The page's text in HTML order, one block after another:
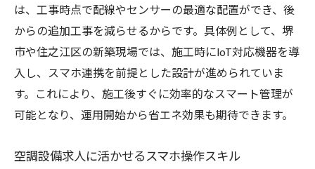
は、工事時点で配線やセンサーの最適な配置ができ、後
からの追加工事を減らせるからです。具体例として、堺
市や住之江区の新築現場では、施工時にIoT対応機器を導
入し、スマホ連携を前提とした設計が進められていま
す。これにより、施工後すぐに効率的なスマート管理が
可能となり、運用開始から省エネ効果も期待できます。
空調設備求人に活かせるスマホ操作スキル